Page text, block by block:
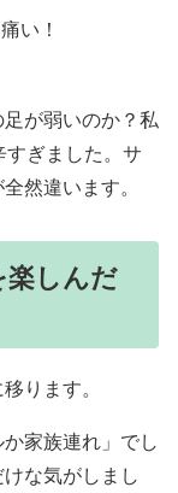
い！
が弱いのか？私
すぎました。サ
然違います。
楽しんだ
ります。
家族連れ」でし
な気がしまし